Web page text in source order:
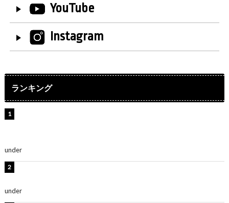
YouTube
Instagram
ランキング
under
under